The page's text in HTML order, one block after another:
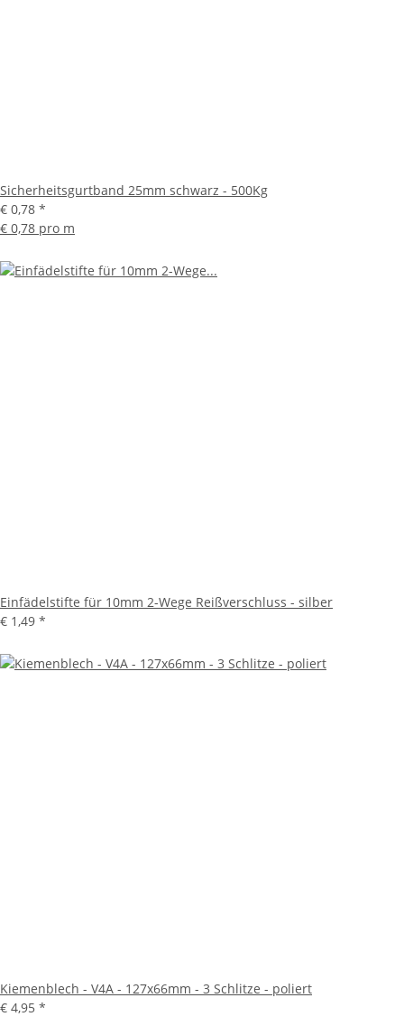
Sicherheitsgurtband 25mm schwarz - 500Kg
€ 0,78 *
€ 0,78 pro m
Einfädelstifte für 10mm 2-Wege Reißverschluss - silber
€ 1,49 *
Kiemenblech - V4A - 127x66mm - 3 Schlitze - poliert
€ 4,95 *